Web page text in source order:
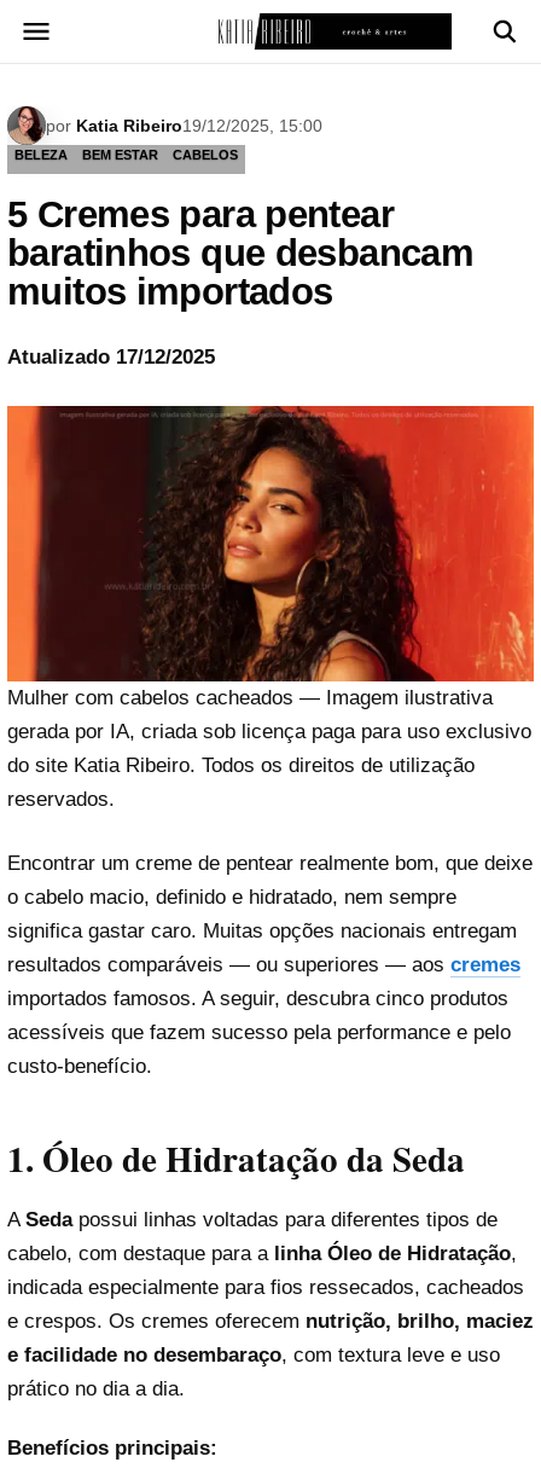
para
por Katia Ribeiro19/12/2025, 15:00
BELEZA BEM ESTAR CABELOS
5 Cremes para pentear
baratinhos que desbancam
muitos importados
Atualizado 17/12/2025
Mulher com cabelos cacheados — Imagem ilustrativa
gerada por IA, criada sob licença paga para uso exclusivo
do site Katia Ribeiro. Todos os direitos de utilização
reservados.
Encontrar um creme de pentear realmente bom, que deixe
o cabelo macio, definido e hidratado, nem sempre
significa gastar caro. Muitas opções nacionais entregam
resultados comparáveis — ou superiores — aos cremes
importados famosos. A seguir, descubra cinco produtos
acessíveis que fazem sucesso pela performance e pelo
custo-benefício.
1. Óleo de Hidratação da Seda
A Sedapossui linhas voltadas para diferentes tipos de
cabelo, com destaque para a linha Óleo de Hidratação,
indicada especialmente para fios ressecados, cacheados
e crespos. Os cremes oferecem nutrição, brilho, maciez
e facilidade no desembaraço, com textura leve e uso
prático no dia a dia.
Benefícios principais: